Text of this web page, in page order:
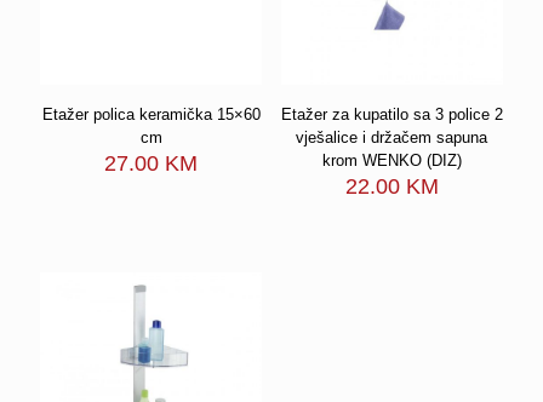
Etažer polica keramička 15×60
cm
27.00 KM
Etažer za kupatilo sa 3 police 2
vješalice i držačem sapuna
krom WENKO (DIZ)
22.00 KM